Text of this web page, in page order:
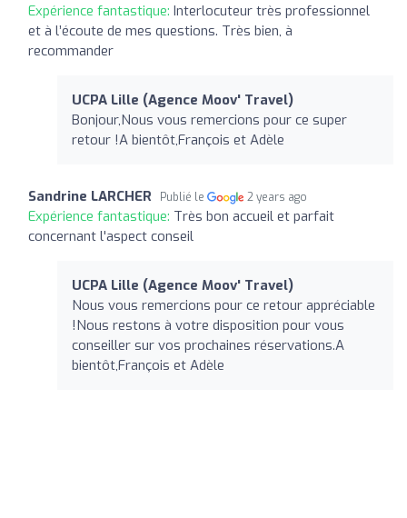
Expérience fantastique: Interlocuteur très professionnel
et à l’écoute de mes questions. Très bien, à
recommander
UCPA Lille (Agence Moov' Travel)
Bonjour,Nous vous remercions pour ce super
retour !A bientôt,François et Adèle
Sandrine LARCHER Publié le 2 years ago
Expérience fantastique: Très bon accueil et parfait
concernant l'aspect conseil
UCPA Lille (Agence Moov' Travel)
Nous vous remercions pour ce retour appréciable
!Nous restons à votre disposition pour vous
conseiller sur vos prochaines réservations.A
bientôt,François et Adèle